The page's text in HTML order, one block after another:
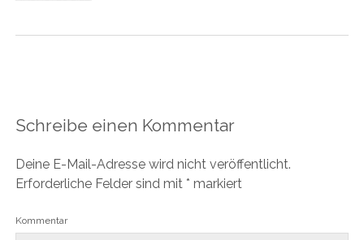
Schreibe einen Kommentar
Deine E-Mail-Adresse wird nicht veröffentlicht.
Erforderliche Felder sind mit * markiert
Kommentar